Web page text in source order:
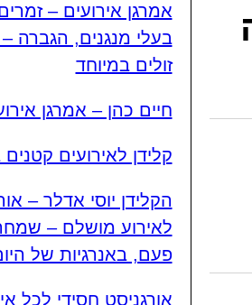
אמרגן אירועים –
בעלי מנגנים, הגברה
זולים במיוחד
חיים כהן – אמרגן
קלידן לאירועים קטנים
הקלידן יוסי אדלר –
לאירוע מושלם –
פעם, באנרגיות של
אורגניסט חסידי לכל